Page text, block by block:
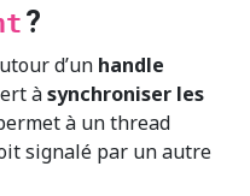
?
d’un handle
àsynchroniser les
à un thread
signalé par un autre